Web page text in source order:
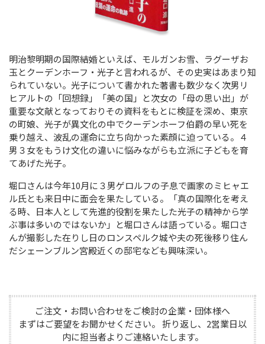
明治黎明期の国際結婚といえば、モルガンお雪、ラグーザお
玉とクーデンホーフ・光子と言われるが、その史実はあまり知
られていない。光子について書かれた著書も数少なく次男リ
ヒアルトの「回想録」「美の国」と次女の「母の思い出」が
重要な文献となっておりその資料をもとに検証を深め、東京
の町娘、光子が異文化の中でクーデンホーフ伯爵の早い死を
乗り越え、波乱の運命に立ち向かった素顔に迫っている。４
男３女をもうけ文化の違いに悩みながらも立派に子どもを育
てあげた光子。
堀口さんは今年10月に３男ゲロルフの子息で画家のミヒャエ
ル氏とも来日中に面会を果たしている。「真の国際化を考え
る時、日本人として先進的役割を果たした光子の精神から学
ぶ事は多いのではないか」と堀口さんは語っている。堀口さ
んが撮影した在りし日のロンスペルク城や夫の死後移り住ん
だシェーンブルン宮殿近くの邸宅なども興味深い。
ご注文・お問い合わせをご検討の企業・団体様へ
まずはご要望をお聞かせください。 折り返し、2営業日以
内に担当者よりご連絡いたします。